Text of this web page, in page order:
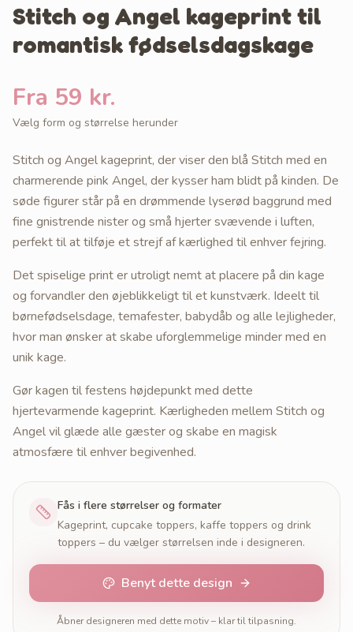
Stitch og Angel kageprint til
romantisk fødselsdagskage
Fra 59 kr.
Vælg form og størrelse herunder
Stitch og Angel kageprint, der viser den blå Stitch med en
charmerende pink Angel, der kysser ham blidt på kinden. De
søde figurer står på en drømmende lyserød baggrund med
fine gnistrende nister og små hjerter svævende i luften,
perfekt til at tilføje et strejf af kærlighed til enhver fejring.
Det spiselige print er utroligt nemt at placere på din kage
og forvandler den øjeblikkeligt til et kunstværk. Ideelt til
børnefødselsdage, temafester, babydåb og alle lejligheder,
hvor man ønsker at skabe uforglemmelige minder med en
unik kage.
Gør kagen til festens højdepunkt med dette
hjertevarmende kageprint. Kærligheden mellem Stitch og
Angel vil glæde alle gæster og skabe en magisk
atmosfære til enhver begivenhed.
Fås i flere størrelser og formater
Kageprint, cupcake toppers, kaffe toppers og drink
toppers – du vælger størrelsen inde i designeren.
Benyt dette design
Åbner designeren med dette motiv – klar til tilpasning.